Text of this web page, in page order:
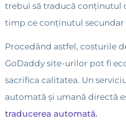
trebui să traducă conținutul
timp ce conținutul secundar
Procedând astfel, costurile
GoDaddy site-urilor pot fi
sacrifica calitatea. Un
automată și umană directă
traducerea automată.